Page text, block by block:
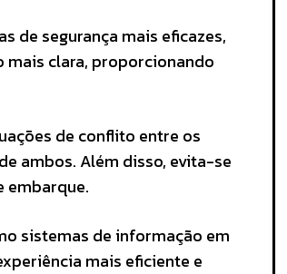
de segurança mais eficazes,
mais clara, proporcionando
de conflito entre os
ambos. Além disso, evita-se
embarque.
sistemas de informação em
mais eficiente e